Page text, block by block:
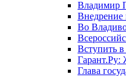
Владимир
Внедрение
Во
Вступить
Гарант.Ру:
Глава